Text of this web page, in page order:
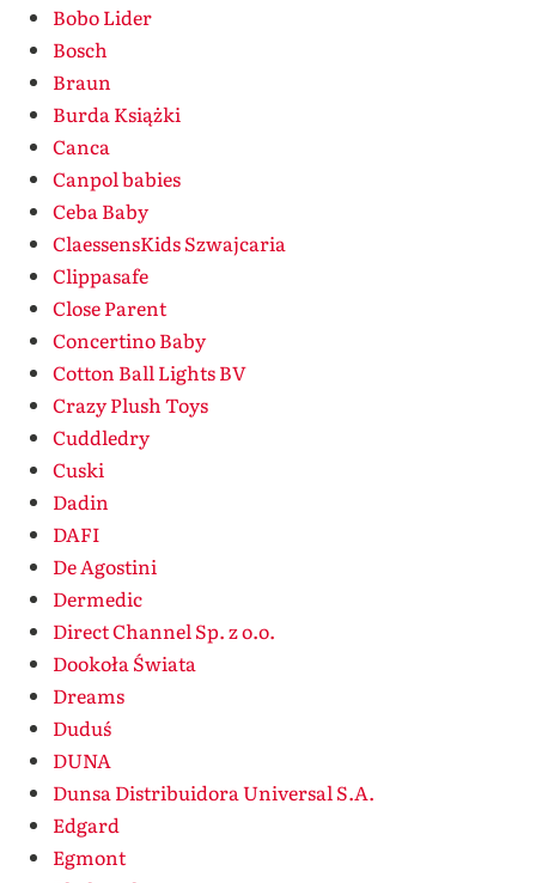
Bobo Lider
Bosch
Braun
Burda Książki
Canca
Canpol babies
Ceba Baby
ClaessensKids Szwajcaria
Clippasafe
Close Parent
Concertino Baby
Cotton Ball Lights BV
Crazy Plush Toys
Cuddledry
Cuski
Dadin
DAFI
De Agostini
Dermedic
Direct Channel Sp. z o.o.
Dookoła Świata
Dreams
Duduś
DUNA
Dunsa Distribuidora Universal S.A.
Edgard
Egmont